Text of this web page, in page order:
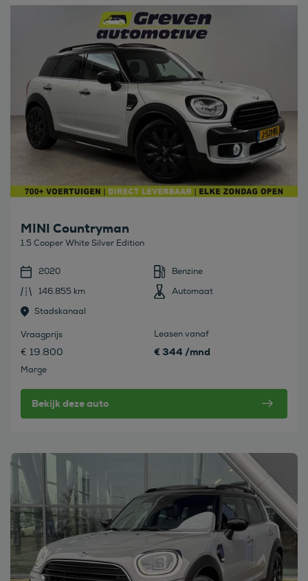
Bekijk deze auto
MINI Countryman
1.5 Cooper White Silver Edition
2020
Benzine
146.855 km
Automaat
Stadskanaal
Vraagprijs
€ 19.800
Marge
Leasen vanaf
€ 344 /mnd
Bekijk deze auto
Bekijk deze auto